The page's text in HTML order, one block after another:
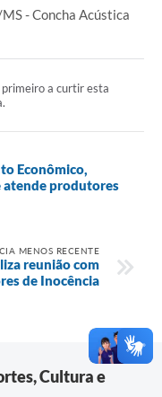
- Concha Acústica
primeiro a curtir esta
Econômico,
produtores
MENOS RECENTE
reunião com
de Inocência
Cultura e